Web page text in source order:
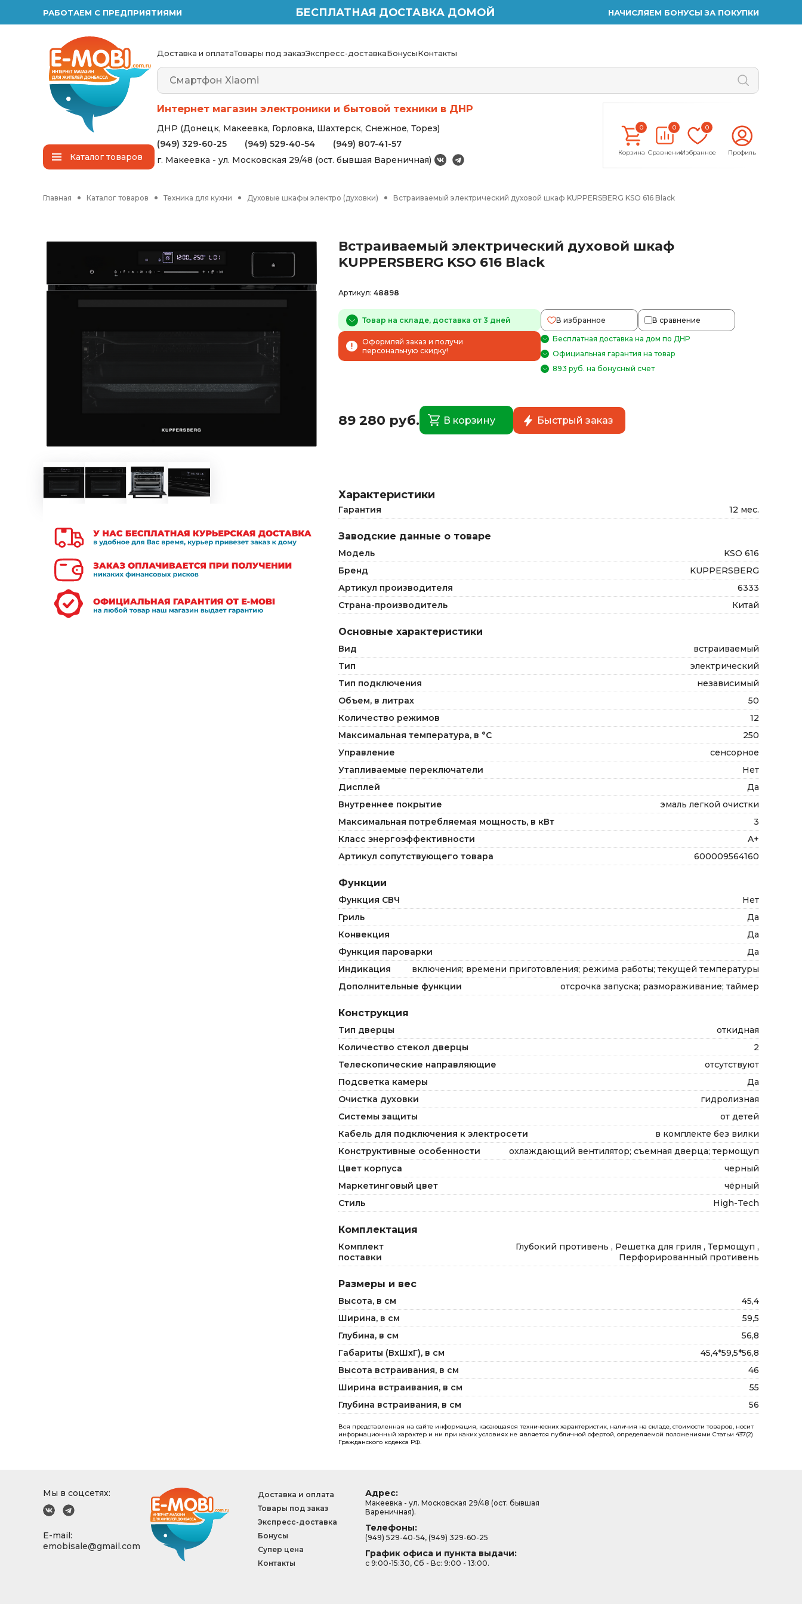
РАБОТАЕМ С ПРЕДПРИЯТИЯМИ БЕСПЛАТНАЯ ДОСТАВКА ДОМОЙ НАЧИСЛЯЕМ БОНУСЫ ЗА ПОКУПКИ
Каталогтоваров
Доставка и оплатаТовары под заказЭкспресс-доставкаБонусыКонтакты
Интернет магазин электроники и бытовой техники в ДНР
ДНР (Донецк, Макеевка, Горловка, Шахтерск, Снежное, Торез)
(949) 329-60-25
(949) 529-40-54
(949) 807-41-57
г. Макеевка - ул. Московская 29/48 (ост. бывшая Вареничная)
0
Корзина
0
Сравнение
0
Избранное Профиль
Главная Каталог товаров Техника для кухни Духовые шкафы электро (духовки) Встраиваемый электрический духовой шкаф KUPPERSBERG KSO 616 Black
Встраиваемый электрический духовой шкаф
KUPPERSBERG KSO 616 Black
Артикул: 48898
Товар на складе, доставка от 3 дней В избранное В сравнение
Оформляй заказ и получи
персональную скидку!
Бесплатная доставка на дом по ДНР
Официальная гарантия на товар
893 руб. на бонусный счет
89 280 руб. В корзину Быстрый заказ
Характеристики
Гарантия 12 мес.
Заводские данные о товаре
Модель
KSO 616
Бренд
KUPPERSBERG
Артикул производителя
6333
Страна-производитель
Китай
Основные характеристики
Вид
встраиваемый
Тип
электрический
Тип подключения
независимый
Объем, в литрах
50
Количество режимов
12
Максимальная температура, в °C
250
Управление
сенсорное
Утапливаемые переключатели
Нет
Дисплей
Да
Внутреннее покрытие
эмаль легкой очистки
Максимальная потребляемая мощность, в кВт
3
Класс энергоэффективности
A+
Артикул сопутствующего товара
600009564160
Функции
Функция СВЧ
Нет
Гриль
Да
Конвекция
Да
Функция пароварки
Да
Индикация
включения; времени приготовления; режима работы; текущей температуры
Дополнительные функции
отсрочка запуска; размораживание; таймер
Конструкция
Тип дверцы
откидная
Количество стекол дверцы
2
Телескопические направляющие
отсутствуют
Подсветка камеры
Да
Очистка духовки
гидролизная
Системы защиты
от детей
Кабель для подключения к электросети
в комплекте без вилки
Конструктивные особенности
охлаждающий вентилятор; съемная дверца; термощуп
Цвет корпуса
черный
Маркетинговый цвет
чёрный
Стиль
High-Tech
Комплектация
Комплект
поставки
Глубокий противень , Решетка для гриля , Термощуп ,
Перфорированный противень
Размеры и вес
Высота, в см
45,4
Ширина, в см
59,5
Глубина, в см
56,8
Габариты (ВxШxГ), в см
45,4*59,5*56,8
Высота встраивания, в см
46
Ширина встраивания, в см
55
Глубина встраивания, в см
56
Вся представленная на сайте информация, касающаяся технических характеристик, наличия на складе, стоимости товаров, носит
информационный характер и ни при каких условиях не является публичной офертой, определяемой положениями Статьи 437(2)
Гражданского кодекса РФ.
Мы в соцсетях:
E-mail:
emobisale@gmail.com
Доставка и оплата
Товары под заказ
Экспресс-доставка
Бонусы
Супер цена
Контакты
Адрес:
Макеевка - ул. Московская 29/48 (ост. бывшая
Вареничная).
Телефоны:
(949) 529-40-54, (949) 329-60-25
График офиса и пункта выдачи:
с 9:00-15:30, Сб - Вс: 9:00 - 13:00.